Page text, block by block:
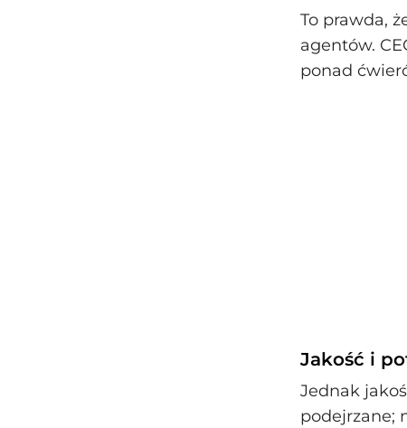
To prawda,
agentów.
ponad
Jakość i
Jednak
podejrzane;